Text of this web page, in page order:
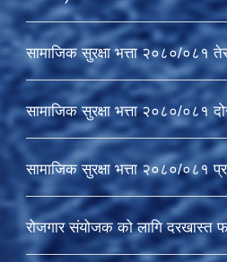
सामाजिक सुरक्षा भत्ता २०८०/०८१
सामाजिक सुरक्षा भत्ता २०८०/०८१
सामाजिक सुरक्षा भत्ता २०८०/०८१
रोजगार संयोजक को लागि दरखास्त